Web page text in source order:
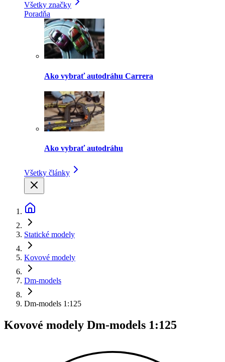
Všetky značky
Poradňa
Ako vybrať autodráhu Carrera
Ako vybrať autodráhu
Všetky články
Statické modely
Kovové modely
Dm-models
Dm-models 1:125
Kovové modely Dm-models 1:125